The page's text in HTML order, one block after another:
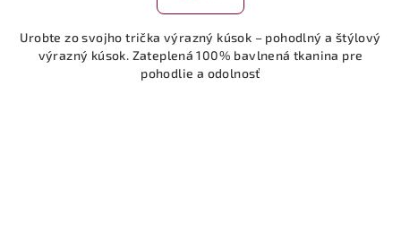
Urobte zo svojho trička výrazný kúsok – pohodlný a štýlový
výrazný kúsok. Zateplená 100% bavlnená tkanina pre
pohodlie a odolnosť